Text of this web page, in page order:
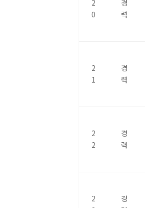
2
0
경
력
2
1
경
력
2
2
경
력
2
경